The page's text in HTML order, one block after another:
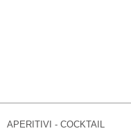
APERITIVI - COCKTAIL